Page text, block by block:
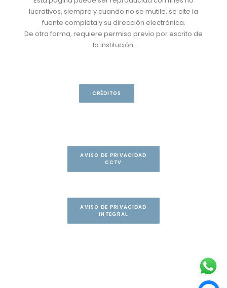
lucrativos, siempre y cuando no se mutile, se cite la
fuente completa y su dirección electrónica.
De otra forma, requiere permiso previo por escrito de
la institución.
CRÉDITOS
AVISO DE PRIVACIDAD
CCTV
AVISO DE PRIVACIDAD
INTEGRAL